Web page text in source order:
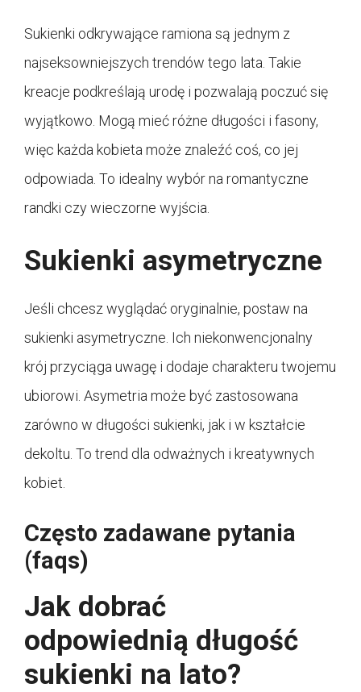
Sukienki odkrywające ramiona są jednym z
najseksowniejszych trendów tego lata. Takie
kreacje podkreślają urodę i pozwalają poczuć się
wyjątkowo. Mogą mieć różne długości i fasony,
więc każda kobieta może znaleźć coś, co jej
odpowiada. To idealny wybór na romantyczne
randki czy wieczorne wyjścia.
Sukienki asymetryczne
Jeśli chcesz wyglądać oryginalnie, postaw na
sukienki asymetryczne. Ich niekonwencjonalny
krój przyciąga uwagę i dodaje charakteru twojemu
ubiorowi. Asymetria może być zastosowana
zarówno w długości sukienki, jak i w kształcie
dekoltu. To trend dla odważnych i kreatywnych
kobiet.
Często zadawane pytania
(faqs)
Jak dobrać
odpowiednią długość
sukienki na lato?